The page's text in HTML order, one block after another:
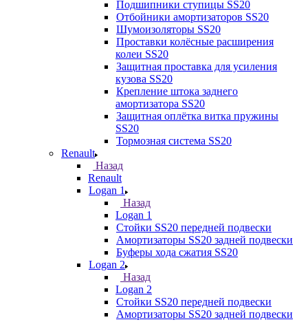
Подшипники ступицы SS20
Отбойники амортизаторов SS20
Шумоизоляторы SS20
Проставки колёсные расширения
колеи SS20
Защитная проставка для усиления
кузова SS20
Крепление штока заднего
амортизатора SS20
Защитная оплётка витка пружины
SS20
Тормозная система SS20
Renault
Назад
Renault
Logan 1
Назад
Logan 1
Стойки SS20 передней подвески
Амортизаторы SS20 задней подвески
Буферы хода сжатия SS20
Logan 2
Назад
Logan 2
Стойки SS20 передней подвески
Амортизаторы SS20 задней подвески